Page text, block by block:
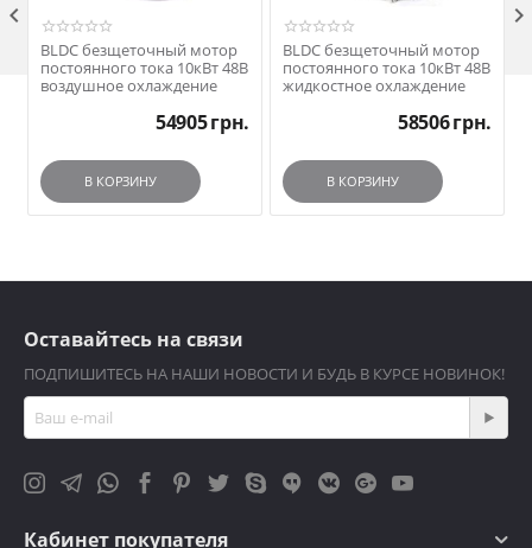
BLDC безщеточный мотор
постоянного тока 10кВт 48В
воздушное охлаждение
54905грн.
В КОРЗИНУ
BLDC безщеточный мотор
постоянного тока 10кВт 48В
жидкостное охлаждение
58506грн.
В КОРЗИНУ
 
Оставайтесь на связи
ПОДПИШИТЕСЬ НА НАШИ НОВОСТИ И БУДЬ В КУРСЕ НОВИНОК!
Кабинет покупателя